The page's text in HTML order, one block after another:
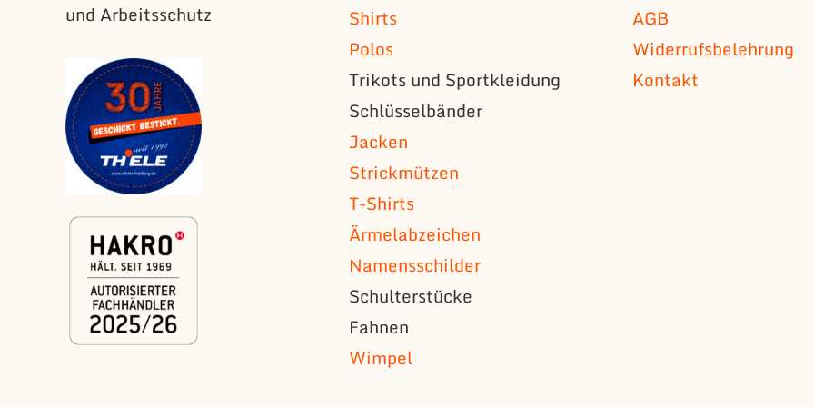
und Arbeitsschutz
Shirts
Polos
Trikots und Sportkleidung
Schlüsselbänder
Jacken
Strickmützen
T-Shirts
Ärmelabzeichen
Namensschilder
Schulterstücke
Fahnen
Wimpel
AGB
Widerrufsbelehrung
Kontakt